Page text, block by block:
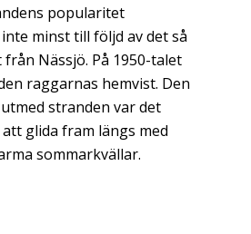
popularitet
minst till följd av det så
Nässjö. På 1950-talet
raggarnas hemvist. Den
stranden var det
glida fram längs med
sommarkvällar.